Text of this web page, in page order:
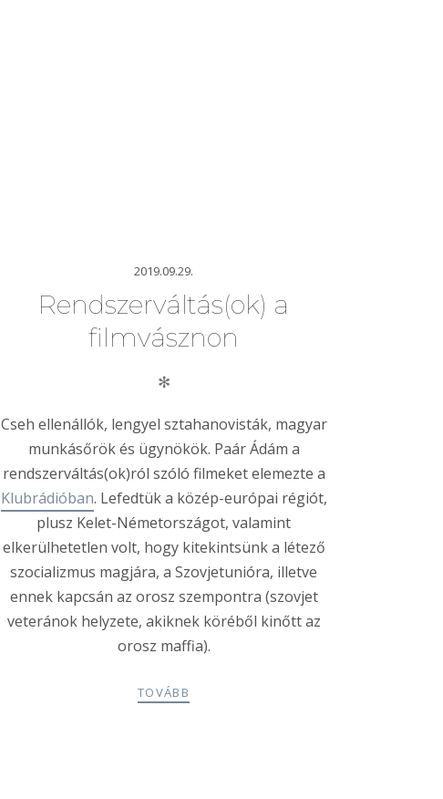
2019.09.29.
Rendszerváltás(ok) a
filmvásznon
✻
Cseh ellenállók, lengyel sztahanovisták, magyar
munkásőrök és ügynökök. Paár Ádám a
rendszerváltás(ok)ról szóló filmeket elemezte a
Klubrádióban. Lefedtük a közép-európai régiót,
plusz Kelet-Németországot, valamint
elkerülhetetlen volt, hogy kitekintsünk a létező
szocializmus magjára, a Szovjetunióra, illetve
ennek kapcsán az orosz szempontra (szovjet
veteránok helyzete, akiknek köréből kinőtt az
orosz maffia).
TOVÁBB